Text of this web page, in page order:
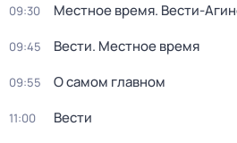
09:30 Местное время. Вести-
09:45 Вести. Местное время
09:55 О самом главном
11:00 Вести